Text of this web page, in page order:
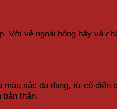
Với vẻ ngoài bóng bẩy và
sắc đa dạng, từ cổ
bản thân.